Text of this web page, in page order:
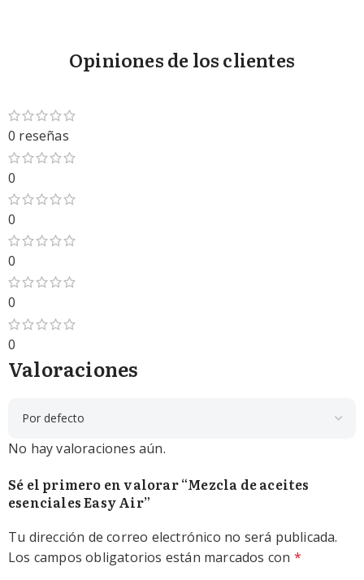
Opiniones de los clientes
0 reseñas
0
0
0
0
0
Valoraciones
No hay valoraciones aún.
Sé el primero en valorar “Mezcla de aceites
esenciales Easy Air”
Tu dirección de correo electrónico no será publicada.
Los campos obligatorios están marcados con *